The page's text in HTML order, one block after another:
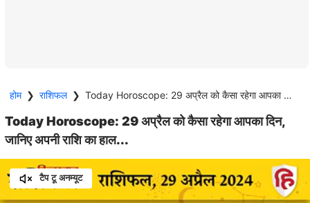
होम ❯ राशिफल ❯ Today Horoscope: 29 अप्रैल को कैसा रहेगा आपका दिन, जानिए अपनी राशि का हाल...
Today Horoscope: 29 अप्रैल को कैसा रहेगा आपका दिन,
जानिए अपनी राशि का हाल...
टैप टू अनम्यूट